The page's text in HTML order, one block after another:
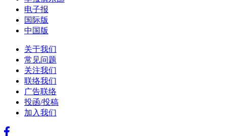
电子报
国际版
中国版
关于我们
常见问题
关注我们
联络我们
广告联络
投函/投稿
加入我们